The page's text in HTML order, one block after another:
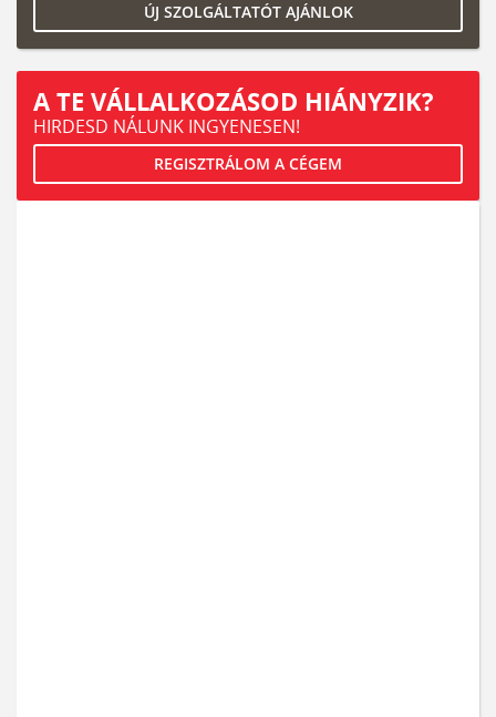
ÚJ SZOLGÁLTATÓT AJÁNLOK
A TE VÁLLALKOZÁSOD HIÁNYZIK?
HIRDESD NÁLUNK INGYENESEN!
REGISZTRÁLOM A CÉGEM